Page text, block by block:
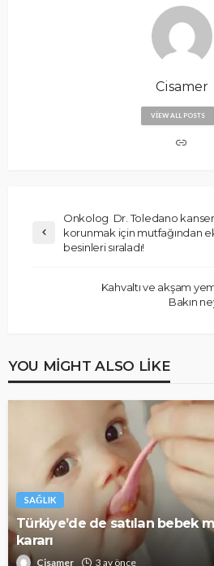
Cisamer
VIEW ALL POSTS
Onkolog Dr. Toledano
korunmak için mutfağından
besinleri sıraladı!
Kahvaltı ve akşam
Bakın
YOU MIGHT ALSO LIKE
SAĞLIK
Türkiye’de de satılan bebek
kararı
Cisamer 3 ay önce